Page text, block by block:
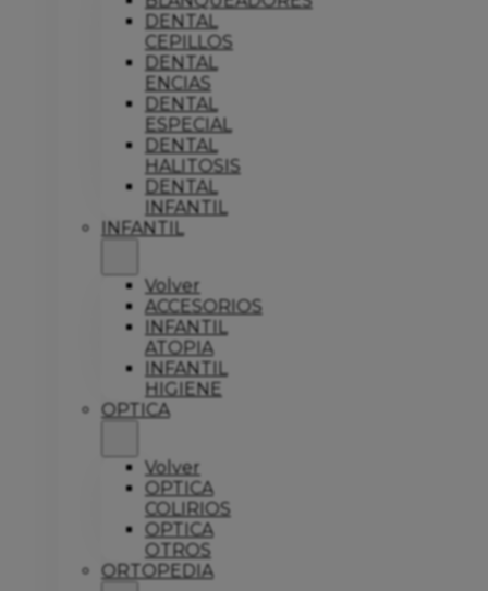
DENTAL
CEPILLOS
DENTAL
ENCIAS
DENTAL
ESPECIAL
DENTAL
HALITOSIS
DENTAL
INFANTIL
INFANTIL
Volver
ACCESORIOS
INFANTIL
ATOPIA
INFANTIL
HIGIENE
OPTICA
Volver
OPTICA
COLIRIOS
OPTICA
OTROS
ORTOPEDIA